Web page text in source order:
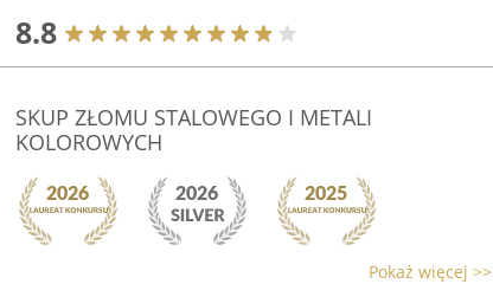
8.8
SKUP ZŁOMU STALOWEGO I METALI
KOLOROWYCH
Pokaż więcej >>